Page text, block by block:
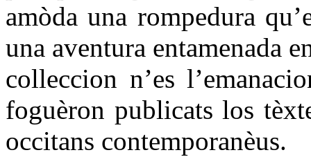
amòda una rompedura
una aventura entamenada
colleccion n’es
foguèron publicats los
occitans contemporanèus.